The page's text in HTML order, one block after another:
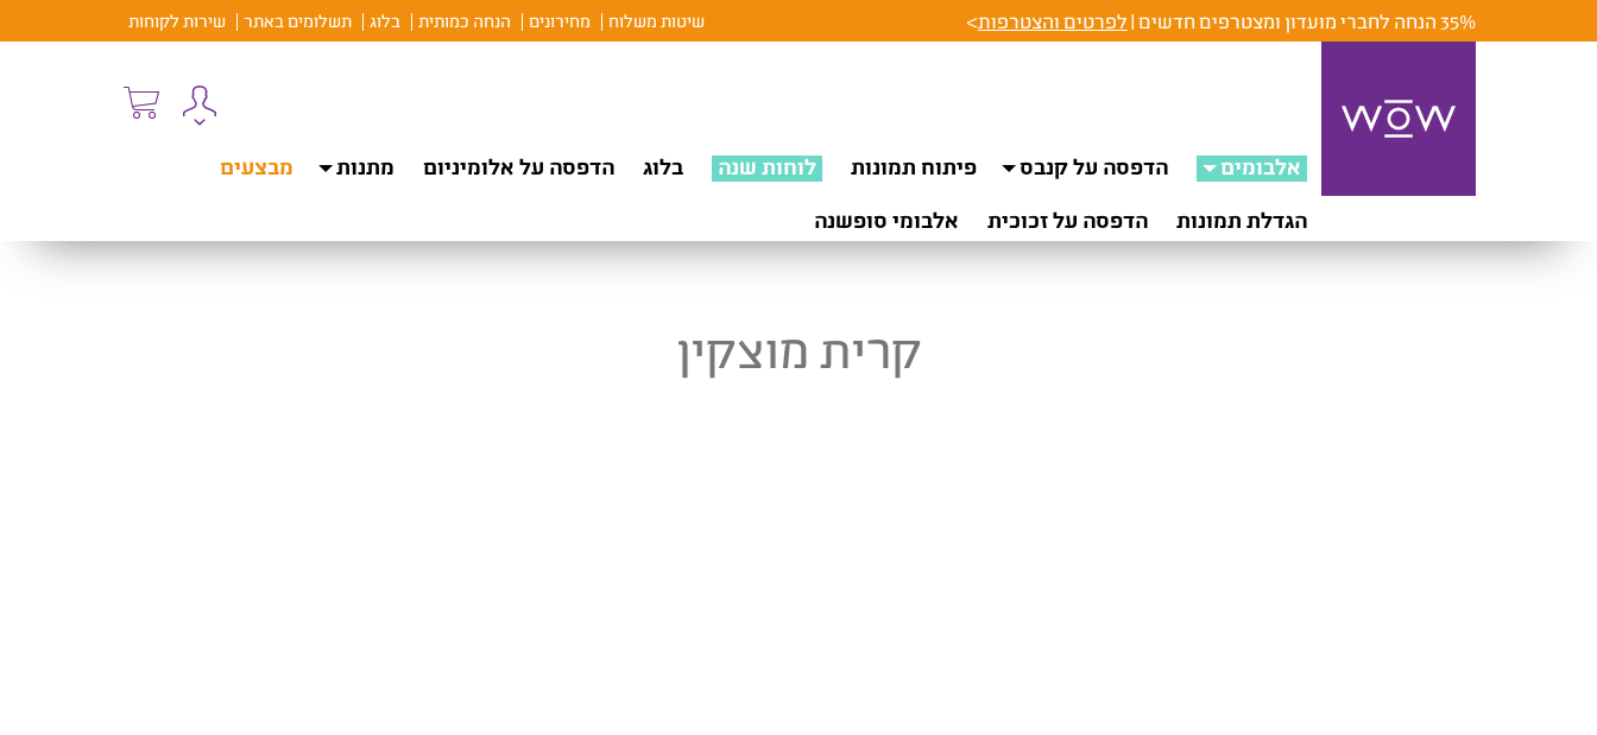
35% הנחה לחברי מועדון ומצטרפים חדשים | לפרטים והצטרפות> שיטות משלוח מחירונים הנחה כמותית בלוג תשלומים באתר שירות לקוחות
אלבומים הדפסה על קנבס פיתוח תמונות לוחות שנה בלוג הדפסה על אלומיניום מתנות
מבצעים
הגדלת תמונות
הדפסה על זכוכית אלבומי סופשנה
קרית מוצקין